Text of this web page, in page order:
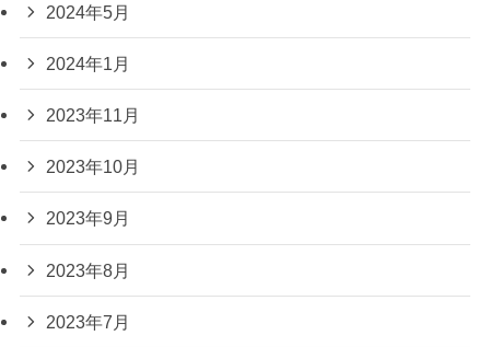
2024年5月
2024年1月
2023年11月
2023年10月
2023年9月
2023年8月
2023年7月